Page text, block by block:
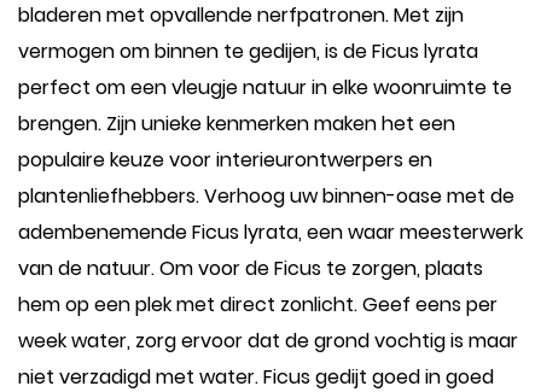
bladeren met opvallende nerfpatronen. Met zijn
vermogen om binnen te gedijen, is de Ficus lyrata
perfect om een vleugje natuur in elke woonruimte te
brengen. Zijn unieke kenmerken maken het een
populaire keuze voor interieurontwerpers en
plantenliefhebbers. Verhoog uw binnen-oase met de
adembenemende Ficus lyrata, een waar meesterwerk
van de natuur. Om voor de Ficus te zorgen, plaats
hem op een plek met direct zonlicht. Geef eens per
week water, zorg ervoor dat de grond vochtig is maar
niet verzadigd met water. Ficus gedijt goed in goed